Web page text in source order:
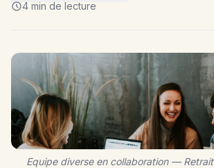
4 min de lecture
Equipe diverse en collaboration —